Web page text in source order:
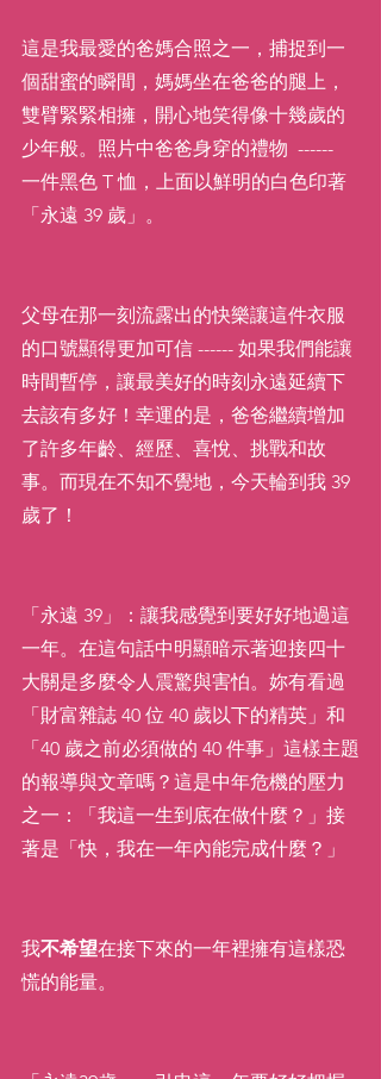
這是我最愛的爸媽合照之一，捕捉到一
個甜蜜的瞬間，媽媽坐在爸爸的腿上，
雙臂緊緊相擁，開心地笑得像十幾歲的
少年般。照片中爸爸身穿的禮物  ------
一件黑色 T 恤，上面以鮮明的白色印著
「永遠 39 歲」。
父母在那一刻流露出的快樂讓這件衣服
的口號顯得更加可信 ------ 如果我們能讓
時間暫停，讓最美好的時刻永遠延續下
去該有多好！幸運的是，爸爸繼續增加
了許多年齡、經歷、喜悅、挑戰和故
事。而現在不知不覺地，今天輪到我 39
歲了！
「永遠 39」：讓我感覺到要好好地過這
一年。在這句話中明顯暗示著迎接四十
大關是多麼令人震驚與害怕。妳有看過
「財富雜誌 40 位 40 歲以下的精英」和
「40 歲之前必須做的 40 件事」這樣主題
的報導與文章嗎？這是中年危機的壓力
之一：「我這一生到底在做什麼？」接
著是「快，我在一年內能完成什麼？」
我不希望在接下來的一年裡擁有這樣恐
慌的能量。